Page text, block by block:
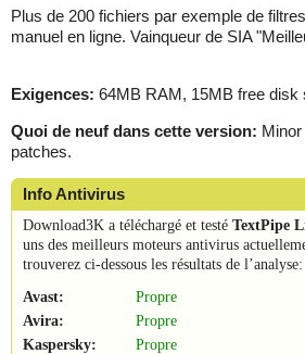
Plus de 200 fichiers par exemple de
manuel en ligne. Vainqueur de SIA
Exigences: 64MB RAM, 15MB free disk
Quoi de neuf dans cette version:
patches.
Info Antivirus
Download3K a téléchargé et testé TextPipe
uns des meilleurs moteurs antivirus
trouverez ci-dessous les résultats de l’analyse:
Avast:
Propre
Avira:
Propre
Kaspersky:
Propre